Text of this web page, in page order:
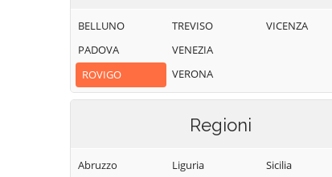
Castelnovo
Bariano
Ceneselli
Ceregnano
Pettorazza
Trecenta
Villanova del
BELLUNO
PADOVA
ROVIGO
TREVISO
VENEZIA
VERONA
VICENZA
Regioni
Abruzzo
Liguria
Sicilia